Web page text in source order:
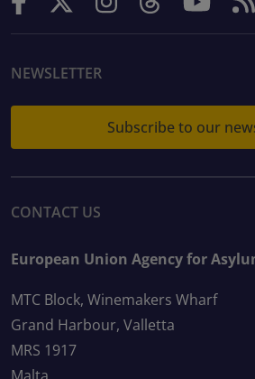
NEWSLETTER
Subscribe to our
CONTACT US
European Union Agency for
MTC Block, Winemakers Wharf
Grand Harbour, Valletta
MRS 1917
Malta